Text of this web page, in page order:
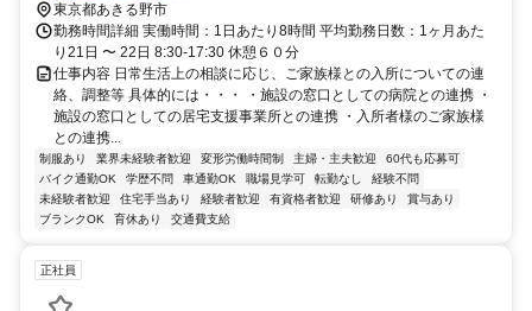
東京都あきる野市
勤務時間詳細 実働時間：1日あたり8時間 平均勤務日数：1ヶ月あた
り21日 〜 22日 8:30-17:30 休憩６０分
仕事内容 日常生活上の相談に応じ、ご家族様との入所についての連
絡、調整等 具体的には・・・ ・施設の窓口としての病院との連携 ・
施設の窓口としての居宅支援事業所との連携 ・入所者様のご家族様
との連携...
制服あり 業界未経験者歓迎 変形労働時間制 主婦・主夫歓迎
60代も応募可
バイク通勤OK
学歴不問 車通勤OK 職場見学可 転勤なし
経験不問
未経験者歓迎
住宅手当あり 経験者歓迎 有資格者歓迎 研修あり
賞与あり
ブランクOK
育休あり 交通費支給
正社員